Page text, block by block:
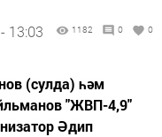
13:03 1182 0 0
(сулда) һәм
"ЖВП-4,9"
Әдип